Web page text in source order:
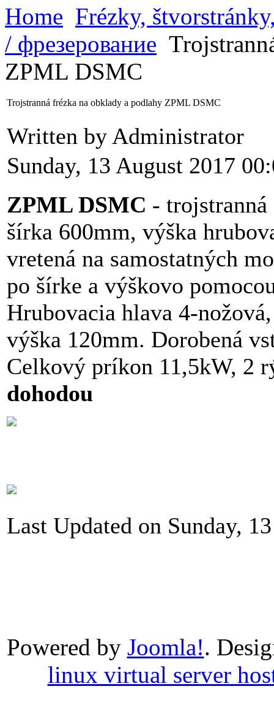
Home Frézky,
/ фрезерование
ZPML DSMC
Trojstranná frézka na obklady a podlahy ZPML DSMC
Written by Administrator
Sunday, 13 August 2017
ZPML DSMC -
šírka 600mm, výška
vretená na samostatných
po šírke a výškovo
Hrubovacia hlava 4-
výška 120mm. Dorobená
Celkový príkon 11,5kW, 2
dohodou
Last Updated on Sunday,
Powered by Joomla!.
linux virtual server